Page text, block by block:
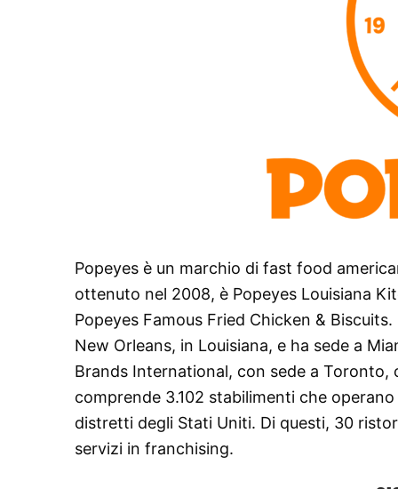
Popeyes è un marchio di fast food
ottenuto nel 2008, è Popeyes Louisiana
Popeyes Famous Fried Chicken &
New Orleans, in Louisiana, e ha sede a
Brands International, con sede a Toronto,
comprende 3.102 stabilimenti che
distretti degli Stati Uniti. Di questi, 30
servizi in franchising.